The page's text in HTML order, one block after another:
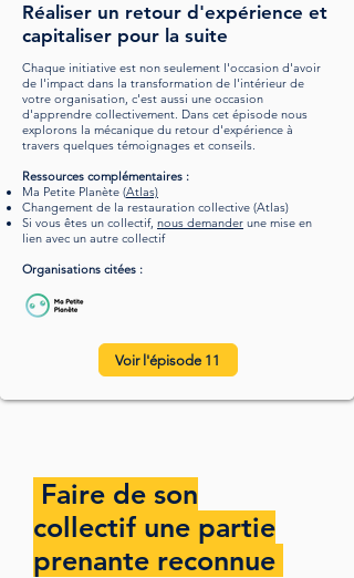
Réaliser un retour d'expérience et
capitaliser pour la suite
Chaque initiative est non seulement l'occasion d'avoir
de l'impact dans la transformation de l'intérieur de
votre organisation, c'est aussi une occasion
d'apprendre collectivement. Dans cet épisode nous
explorons la mécanique du retour d'expérience à
travers quelques témoignages et conseils.
Ressources complémentaires :
Ma Petite Planète (Atlas)
Changement de la restauration collective (Atlas)
Si vous êtes un collectif, nous demander une mise en
lien avec un autre collectif
Organisations citées :
Voir l'épisode 11
Faire de son
collectif une partie
prenante reconnue